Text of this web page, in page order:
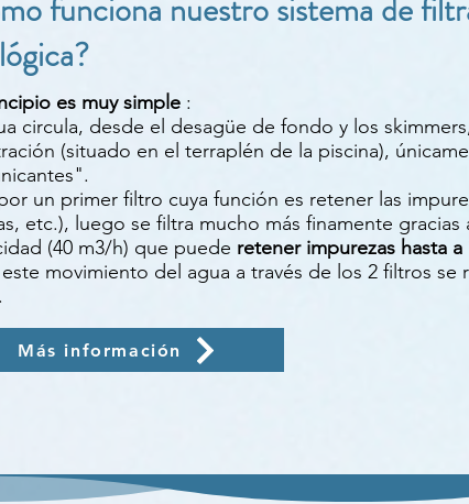
funciona nuestro sistema de
es muy simple :
circula, desde el desagüe de fondo y los
(situado en el terraplén de la piscina),
un primer filtro cuya función es retener las
etc.), luego se filtra mucho más finamente
(40 m3/h) que puede retener impurezas hasta a
movimiento del agua a través de los 2 filtros se
Más información